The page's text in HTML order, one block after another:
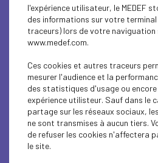
ÉCONOMIE
Réforme du financement
: les propositions...
Lire l'article
l'expérience utilisateur, le MEDEF
des informations sur votre
traceurs) lors de votre naviguation
www.medef.com.
Ces cookies et autres traceurs
mesurer l'audience et la
des statistiques d'usage ou
expérience utilisteur. Sauf dans le
partage sur les réseaux sociaux,
ne sont transmises à aucun tiers.
de refuser les cookies n'affectera
le site.